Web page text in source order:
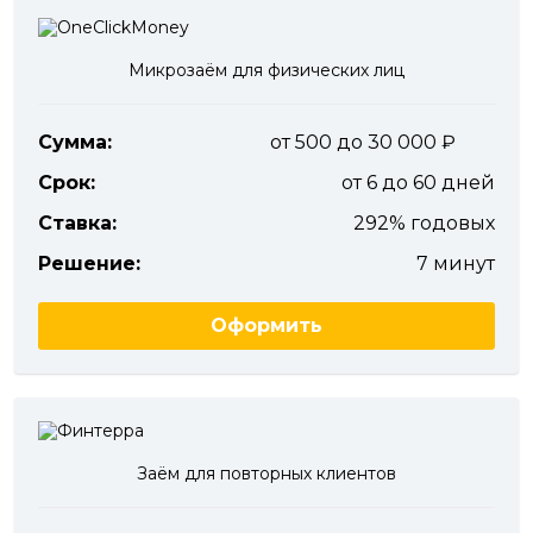
Микрозаём для физических лиц
Сумма:
от 500 до 30 000
Срок:
от 6 до 60 дней
Ставка:
292% годовых
Решение:
7 минут
Оформить
Заём для повторных клиентов